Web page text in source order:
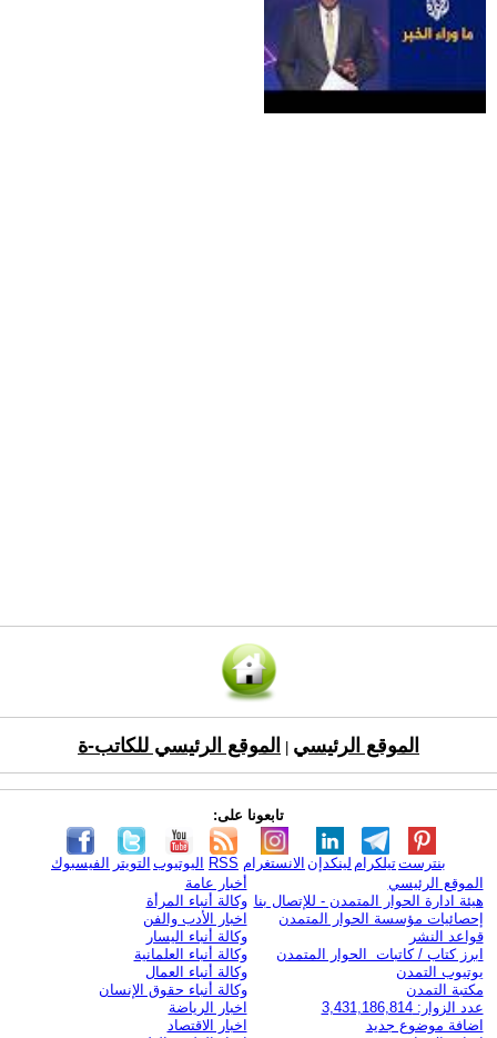
الموقع الرئيسي الموقع الرئيسي للكاتب-ة
تابعونا على:
الفيسبوك التويتر اليوتيوب RSS الانستغرام لينكدإن تيلكرامبنترست
الموقع الرئيسي
هيئة ادارة الحوار المتمدن - للإتصال بنا
إحصائيات مؤسسة الحوار المتمدن
قواعد النشر
ابرز كتاب / كاتبات الحوار المتمدن
يوتيوب التمدن
مكتبة التمدن
عدد الزوار: 3,431,186,814
اضافة موضوع جديد
أخبار عامة
وكالة أنباء المرأة
اخبار الأدب والفن
وكالة أنباء اليسار
وكالة أنباء العلمانية
وكالة أنباء العمال
وكالة أنباء حقوق الإنسان
اخبار الرياضة
اخبار الاقتصاد